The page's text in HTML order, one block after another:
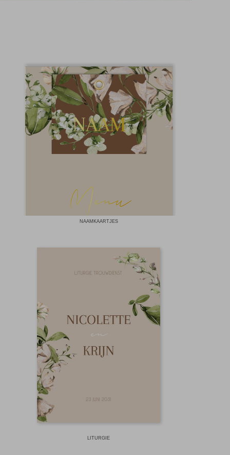
NAAMKAARTJES
LITURGIE